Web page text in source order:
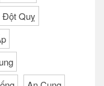
Đột Quỵ